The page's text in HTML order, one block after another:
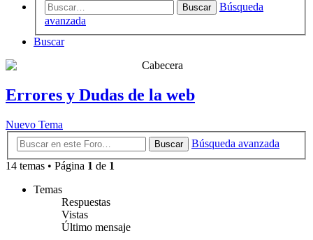
Buscar
Búsqueda
avanzada
Buscar
Errores y Dudas de la web
Nuevo Tema
Buscar
Búsqueda avanzada
14 temas • Página 1 de 1
Temas
Respuestas
Vistas
Último mensaje